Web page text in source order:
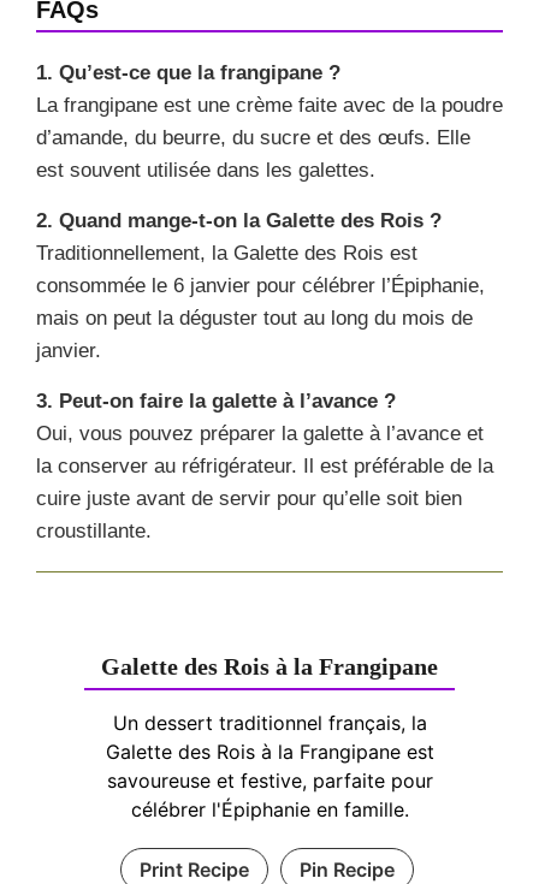
FAQs
1. Qu’est-ce que la frangipane ?
La frangipane est une crème faite avec de la poudre
d’amande, du beurre, du sucre et des œufs. Elle
est souvent utilisée dans les galettes.
2. Quand mange-t-on la Galette des Rois ?
Traditionnellement, la Galette des Rois est
consommée le 6 janvier pour célébrer l’Épiphanie,
mais on peut la déguster tout au long du mois de
janvier.
3. Peut-on faire la galette à l’avance ?
Oui, vous pouvez préparer la galette à l’avance et
la conserver au réfrigérateur. Il est préférable de la
cuire juste avant de servir pour qu’elle soit bien
croustillante.
Galette des Rois à la Frangipane
Un dessert traditionnel français, la
Galette des Rois à la Frangipane est
savoureuse et festive, parfaite pour
célébrer l'Épiphanie en famille.
Print Recipe Pin Recipe